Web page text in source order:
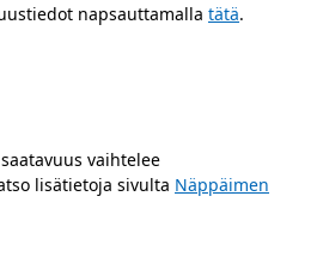
napsauttamalla tätä.
vaihtelee
lisätietoja sivulta Näppäimen